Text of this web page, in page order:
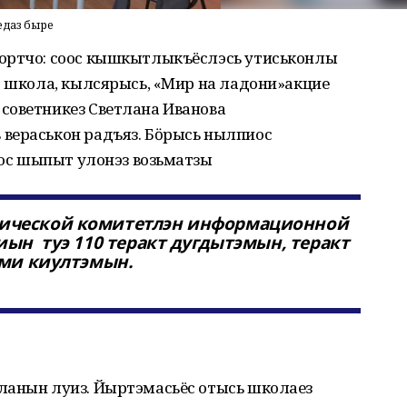
быре
соос кышкытлыкъёслэсь утиськонлы
школа, кылсярысь, «Мир на ладони»акцие
Светлана Иванова
радъяз. Бӧрысь нылпиос
шыпыт улонэз возьматӥзы
комитетлэн информационной
туэ 110 теракт дугдытэмын, теракт
киултэмын.
луиз. Йыртэмасьёс отысь школаез